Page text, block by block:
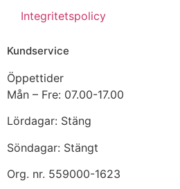
Integritetspolicy
Kundservice
Öppettider
Mån – Fre: 07.00-17.00
Lördagar: Stäng
Söndagar: Stängt
Org. nr. 559000-1623